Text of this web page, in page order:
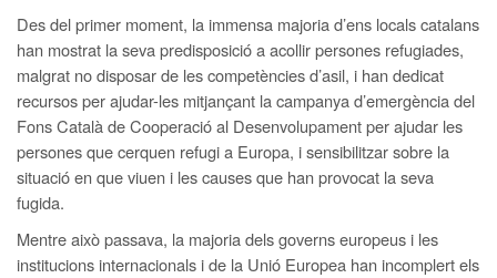
Des del primer moment, la immensa majoria d’ens locals catalans
han mostrat la seva predisposició a acollir persones refugiades,
malgrat no disposar de les competències d’asil, i han dedicat
recursos per ajudar-les mitjançant la campanya d’emergència del
Fons Català de Cooperació al Desenvolupament per ajudar les
persones que cerquen refugi a Europa, i sensibilitzar sobre la
situació en que viuen i les causes que han provocat la seva
fugida.
Mentre això passava, la majoria dels governs europeus i les
institucions internacionals i de la Unió Europea han incomplert els